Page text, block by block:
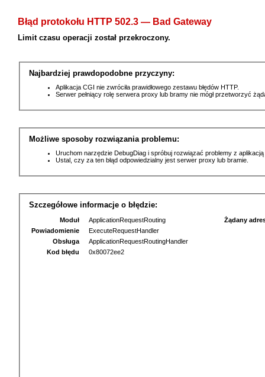
Błąd protokołu HTTP 502.3 — Bad Gateway
Limit czasu operacji został przekroczony.
Najbardziej prawdopodobne przyczyny:
Aplikacja CGI nie zwróciła prawidłowego zestawu błędów HTTP.
Serwer pełniący rolę serwera proxy lub bramy nie mógł przetworzyć
Możliwe sposoby rozwiązania problemu:
Uruchom narzędzie DebugDiag i spróbuj rozwiązać problemy z
Ustal, czy za ten błąd odpowiedzialny jest serwer proxy lub bramie.
Szczegółowe informacje o błędzie:
Moduł
ApplicationRequestRouting
Powiadomienie
ExecuteRequestHandler
Obsługa
ApplicationRequestRoutingHandler
Kod błędu
0x80072ee2
Żądany